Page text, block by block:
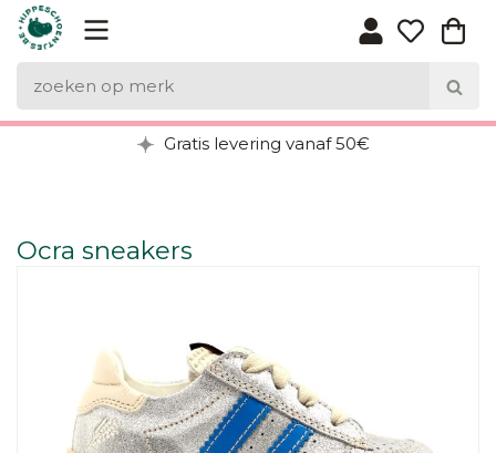
Gratis levering vanaf 50€
Ocra sneakers